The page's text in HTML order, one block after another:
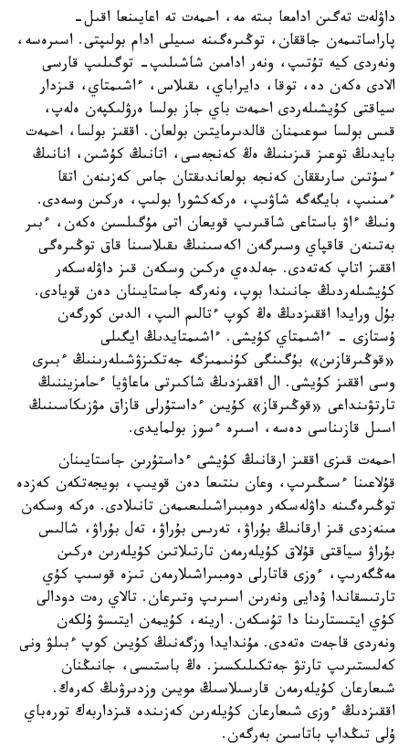
داۋلەت تەگىن ادامعا بىتە مە، احمەت تە اعايىنعا اقىل-
پاراساتىمەن جاققان، توڭىرەگىنە سىيلى ادام بولىپتى. اسىرەسە،
ونەردى كيە تۇتىپ، ونەر ادامىن شاشىلىپ- توگىلىپ قارسى
الادى ەكەن دە، توقا، دايراباي، ىقىلاس، ءاشىمتاي، قىزدار
سياقتى كۇيشىلەردى احمەت باي جاز بولسا ەرۋلىكپەن ەلەپ،
قىس بولسا سوعىمنان قالدىرمايتىن بولعان. اققىز بولسا، احمەت
بايدىڭ توعىز قىزىنىڭ ەڭ كەنجەسى، اتانىڭ كۇشىن، انانىڭ
ءسۇتىن سارىققان كەنجە بولعاندىقتان جاس كەزىنەن اتقا
ءمىنىپ، بايگەگە شاۋىپ، ەركەكشورا بولىپ، ەركىن وسەدى.
ونىڭ ءاۋ باستاعى شاقىرىپ قويعان اتى مۇگىلسىن ەكەن، ءبىر
بەتىنەن قاقپاي وسىرگەن اكەسىنىڭ ىقىلاسىنا قاق توڭىرەگى
اققىز اتاپ كەتەدى. جەلدەي ەركىن وسكەن قىز داۋلەسكەر
كۇيشىلەردىڭ جانىندا بوپ، ونەرگە جاستايىنان دەن قويادى.
بۇل ورايدا اققىزدىڭ ەڭ كوپ ءتالىم الىپ، الدىن كورگەن
ۇستازى - ءاشىمتاي كۇيشى. ءاشىمتايدىڭ ايگىلى
«قوڭىرقازىن» بۇگىنگى كۇنىمىزگە جەتكىزۋشىلەرىنىڭ ءبىرى
وسى اققىز كۇيشى. ال اققىزدىڭ شاكىرتى ماعاۋيا ءحامزيننىڭ
تارتۋىنداعى «قوڭىرقاز» كۇيىن ءداستۇرلى قازاق مۋزىكاسىنىڭ
اسىل قازىناسى دەسە، اسىرە ءسوز بولمايدى.
احمەت قىزى اققىز ارقانىڭ كۇيشى ءداستۇرىن جاستايىنان
قۇلاعىنا ءسىڭىرىپ، وعان ىنتىعا دەن قويىپ، بويجەتكەن كەزدە
توڭىرەگىنە داۋلەسكەر دومبىراشىلىعىمەن تانىلادى. ەركە وسكەن
مىنەزدى قىز ارقانىڭ بۇراۋ، تەرىس بۇراۋ، تەل بۇراۋ، شالىس
بۇراۋ سياقتى قۇلاق كۇيلەرمەن تارتىلاتىن كۇيلەرىن ەركىن
مەڭگەرىپ، ءوزى قاتارلى دومبىراشىلارمەن تىزە قوسىپ كۇي
تارتىسقاندا ۇدايى ونەرىن اسىرىپ وتىرعان. تالاي رەت دودالى
كۇي ايتىستارىنا دا تۇسكەن. ارينە، كۇيمەن ايتىسۋ ۇلكەن
ونەردى قاجەت ەتەدى. مۇندايدا وزگەنىڭ كۇيىن كوپ ءبىلۋ ونى
كەلىستىرىپ تارتۋ جەتكىلىكسىز. ەڭ باستىسى، جانىڭنان
شىعارعان كۇيلەرمەن قارسىلاسىڭ مويىن وزدىرۋىڭ كەرەك.
اققىزدىڭ ءوزى شىعارعان كۇيلەرىن كەزىندە قىزداربەك تورەباي
ۇلى تىڭداپ باتاسىن بەرگەن.